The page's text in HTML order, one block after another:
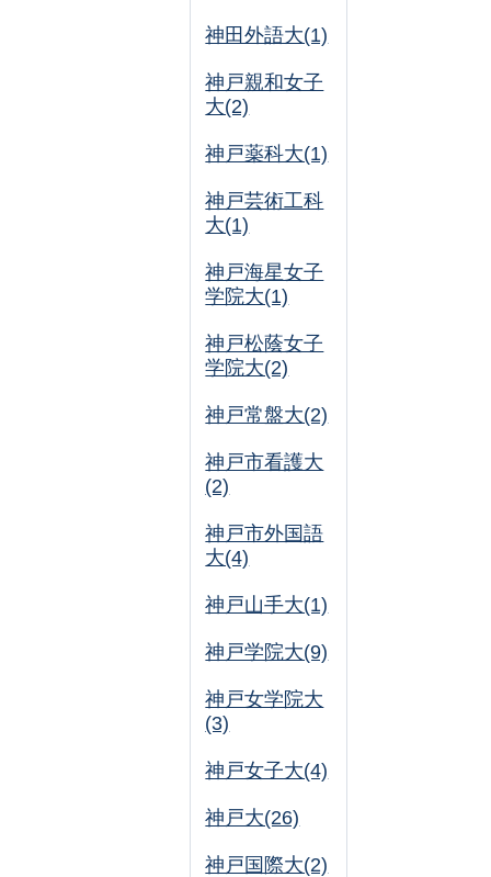
神田外語大(1)
神戸親和女子
大(2)
神戸薬科大(1)
神戸芸術工科
大(1)
神戸海星女子
学院大(1)
神戸松蔭女子
学院大(2)
神戸常盤大(2)
神戸市看護大
(2)
神戸市外国語
大(4)
神戸山手大(1)
神戸学院大(9)
神戸女学院大
(3)
神戸女子大(4)
神戸大(26)
神戸国際大(2)